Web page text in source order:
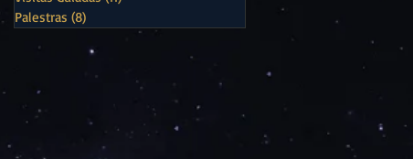
Palestras (8)